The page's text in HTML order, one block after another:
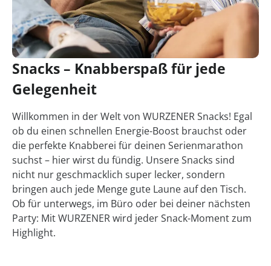
Snacks – Knabberspaß für jede
Gelegenheit
Willkommen in der Welt von WURZENER Snacks! Egal
ob du einen schnellen Energie-Boost brauchst oder
die perfekte Knabberei für deinen Serienmarathon
suchst – hier wirst du fündig. Unsere Snacks sind
nicht nur geschmacklich super lecker, sondern
bringen auch jede Menge gute Laune auf den Tisch.
Ob für unterwegs, im Büro oder bei deiner nächsten
Party: Mit WURZENER wird jeder Snack-Moment zum
Highlight.